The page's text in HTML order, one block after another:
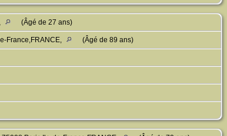
(Âgé de 27 ans)
France,FRANCE, (Âgé de 89 ans)